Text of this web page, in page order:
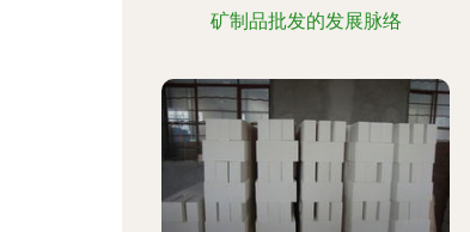
矿制品批发的发展脉络